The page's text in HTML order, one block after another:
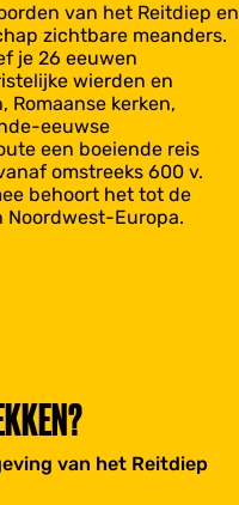
van het Reitdiep en
zichtbare meanders.
je 26 eeuwen
wierden en
Romaanse kerken,
eeuwse
een boeiende reis
omstreeks 600 v.
behoort het tot de
Europa.
van het Reitdiep